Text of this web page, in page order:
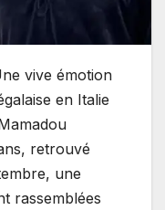
vive émotion
en Italie
retrouvé
une
rassemblées